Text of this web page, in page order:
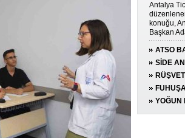
Antalya
konuğu,
Başkan
ATSO
SİDE
GÖZALTI
YOĞUN